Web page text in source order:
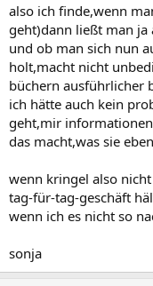
e
r
also ich finde,wenn
geht)dann ließt man ja
und ob man sich nun
holt,macht nicht
büchern ausführlicher
ich hätte auch kein
geht,mir
das macht,was sie
wenn kringel also
tag-für-tag-geschäft
wenn ich es nicht so
sonja